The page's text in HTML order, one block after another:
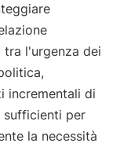
tra l'urgenza dei
incrementali di
sufficienti per
la necessità